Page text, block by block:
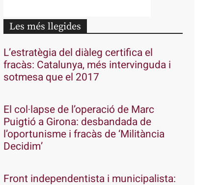
Les més llegides
L’estratègia del diàleg certifica el
fracàs: Catalunya, més intervinguda i
sotmesa que el 2017
El col·lapse de l’operació de Marc
Puigtió a Girona: desbandada de
l’oportunisme i fracàs de ‘Militància
Decidim’
Front independentista i municipalista: